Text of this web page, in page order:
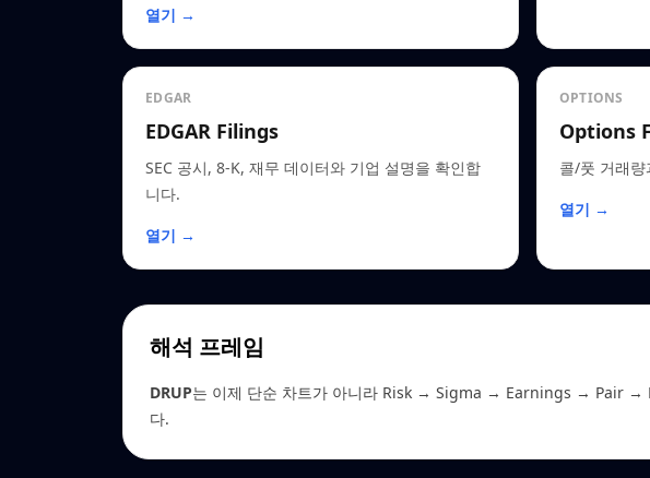
열기 →
EDGAR
EDGAR Filings
SEC 공시, 8-K, 재무 데이터와 기업 설명을 확인합
니다.
열기 →
OPTIONS
Options
콜/풋 거래
열기 →
해석 프레임
DRUP는 이제 단순 차트가 아니라 Risk → Sigma → Earnings → Pair
다.